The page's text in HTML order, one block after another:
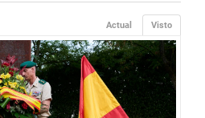
Visto
Actual